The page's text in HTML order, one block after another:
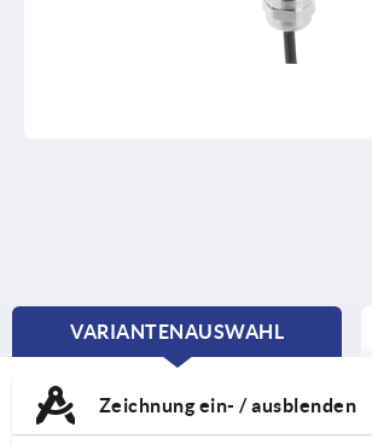
VARIANTENAUSWAHL
CURRENT
Zeichnung ein- / ausblenden